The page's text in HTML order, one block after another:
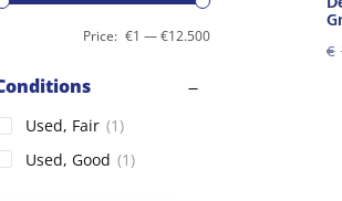
€
Price: €1 —€12.500
Used, Fair (1)
Used, Good (1)